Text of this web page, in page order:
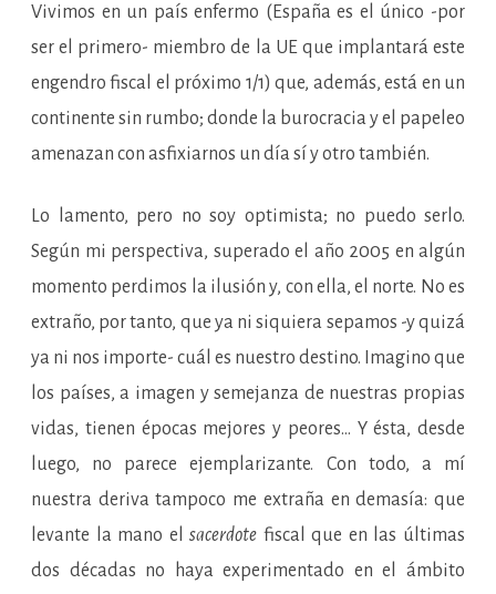
Vivimos en un país enfermo (España es el único -por
ser el primero- miembro de la UE que implantará este
engendro fiscal el próximo 1/1) que, además, está en un
continente sin rumbo; donde la burocracia y el papeleo
amenazan con asfixiarnos un día sí y otro también.
Lo lamento, pero no soy optimista; no puedo serlo.
Según mi perspectiva, superado el año 2005 en algún
momento perdimos la ilusión y, con ella, el norte. No es
extraño, por tanto, que ya ni siquiera sepamos -y quizá
ya ni nos importe- cuál es nuestro destino. Imagino que
los países, a imagen y semejanza de nuestras propias
vidas, tienen épocas mejores y peores… Y ésta, desde
luego, no parece ejemplarizante. Con todo, a mí
nuestra deriva tampoco me extraña en demasía: que
levante la mano elsacerdote fiscal que en las últimas
dos décadas no haya experimentado en el ámbito